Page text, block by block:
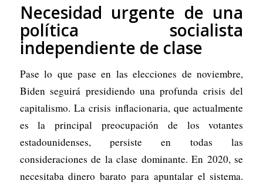
Necesidad urgente de una
política socialista
independiente de clase
Pase lo que pase en las elecciones de noviembre,
Biden seguirá presidiendo una profunda crisis del
capitalismo. La crisis inflacionaria, que actualmente
es la principal preocupación de los votantes
estadounidenses, persiste en todas las
consideraciones de la clase dominante. En 2020, se
necesitaba dinero barato para apuntalar el sistema.